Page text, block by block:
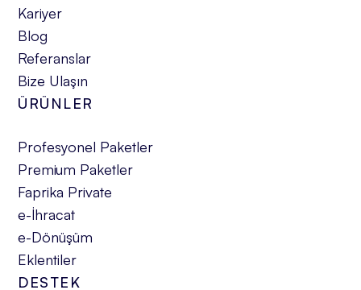
Kariyer
Blog
Referanslar
Bize Ulaşın
ÜRÜNLER
Profesyonel Paketler
Premium Paketler
Faprika Private
e-İhracat
e-Dönüşüm
Eklentiler
DESTEK